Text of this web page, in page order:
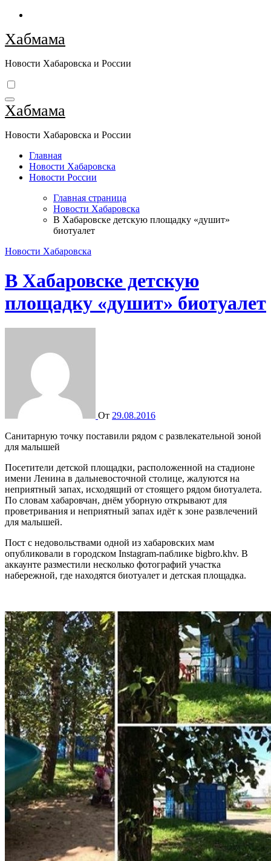
Перейти
содержимому
Хабмама
Новости Хабаровска и России
Хабмама
Новости Хабаровска и России
Главная
Новости Хабаровска
Новости России
Главная страница
Новости Хабаровска
В Хабаровске детскую площадку «душит»
биотуалет
Новости Хабаровска
В Хабаровске детскую
площадку «душит» биотуалет
От 29.08.2016
Санитарную точку поставили рядом с развлекательной зоной
для малышей
Посетители детской площадки, расположенной на стадионе
имени Ленина в дальневосточной столице, жалуются на
неприятный запах, исходящий от стоящего рядом биотуалета.
По словам хабаровчан, днём уборную открывают для
проветривания и неприятный запах идёт к зоне развлечений
для малышей.
Пост с недовольствами одной из хабаровских мам
опубликовали в городском Instagram-паблике bigbro.khv. В
аккаунте разместили несколько фотографий участка
набережной, где находятся биотуалет и детская площадка.